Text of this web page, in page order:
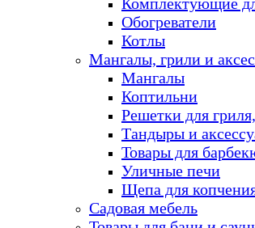
Обогреватели
Котлы
Мангалы, грили и
Мангалы
Коптильни
Решетки для
Тандыры и
Товары для
Уличные печи
Щепа для
Садовая мебель